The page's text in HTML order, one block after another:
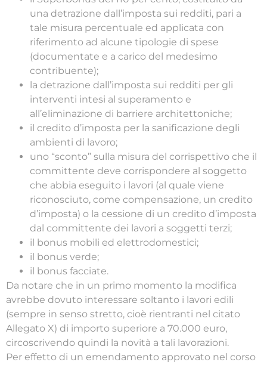
una detrazione dall’imposta sui redditi, pari a
tale misura percentuale ed applicata con
riferimento ad alcune tipologie di spese
(documentate e a carico del medesimo
contribuente);
la detrazione dall’imposta sui redditi per gli
interventi intesi al superamento e
all’eliminazione di barriere architettoniche;
il credito d’imposta per la sanificazione degli
ambienti di lavoro;
uno “sconto” sulla misura del corrispettivo che il
committente deve corrispondere al soggetto
che abbia eseguito i lavori (al quale viene
riconosciuto, come compensazione, un credito
d’imposta) o la cessione di un credito d’imposta
dal committente dei lavori a soggetti terzi;
il bonus mobili ed elettrodomestici;
il bonus verde;
il bonus facciate.
Da notare che in un primo momento la modifica
avrebbe dovuto interessare soltanto i lavori edili
(sempre in senso stretto, cioè rientranti nel citato
Allegato X) di importo superiore a 70.000 euro,
circoscrivendo quindi la novità a tali lavorazioni.
Per effetto di un emendamento approvato nel corso